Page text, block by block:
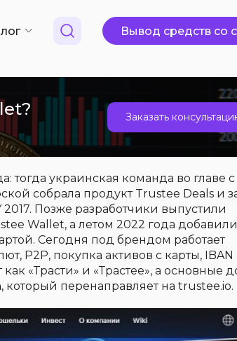
Вывод средств со
Заказать
тогда украинская команда во главе с
собрала продукт Trustee Deals и
2017. Позже разработчики выпустили
Wallet, а летом 2022 года добавили
Сегодня под брендом работает
P2P, покупка активов с карты, IBAN
«Трасти» и «Трастее», а основные
перенаправляет на trustee.io.